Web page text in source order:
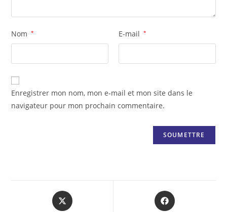
Nom * E-mail *
Enregistrer mon nom, mon e-mail et mon site dans le
navigateur pour mon prochain commentaire.
Opens
in
Opens
in